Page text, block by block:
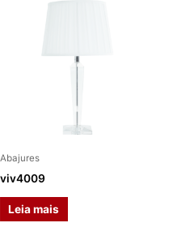
Abajures
viv4009
Leia mais